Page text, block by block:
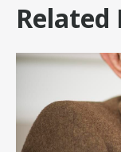
Related